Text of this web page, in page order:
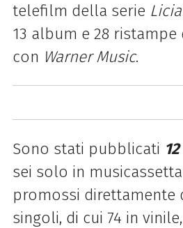
telefilm della serie Licia
13 album e 28 ristampe
con Warner Music.
Sono stati pubblicati
sei solo in
promossi direttamente
singoli, di cui 74 in